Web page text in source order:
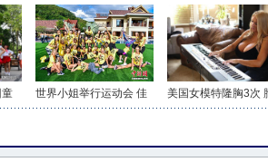
世界小姐举行运动会 佳 美国女模特隆胸3次